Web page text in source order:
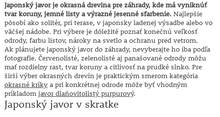
Japonský javor je okrasná drevina pre záhrady, kde má vyniknúť
tvar koruny, jemné listy a výrazné jesenné sfarbenie.Najlepšie
pôsobí ako solitér, pri terase, v japonsky ladenej výsadbe alebo vo
väčšej nádobe. Pri výbere je dôležité poznať konečnú veľkosť
odrody, farbu listov, nároky na svetlo a ochranu pred vetrom.
Ak plánujete japonský javor do záhrady, nevyberajte ho iba podľa
fotografie. Červenolisté, zelenolisté aj panašované odrody môžu
mať rozdielny rast, tvar koruny a citlivosť na prudké slnko. Pre
širší výber okrasných drevín je praktickým smerom kategória
okrasné kríkya pri konkrétnej odrode môže byť vhodným
príkladom javor dlaňovitolistý purpurový.
Japonský javor v skratke